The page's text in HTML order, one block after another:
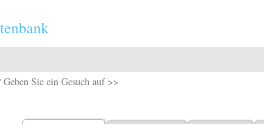
Sie ein Gesuch auf >>